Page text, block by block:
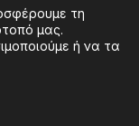
ιστορία πίσω
δεν
Η
μας Judy
τη
μας.
ή να τα
του Cookie banner